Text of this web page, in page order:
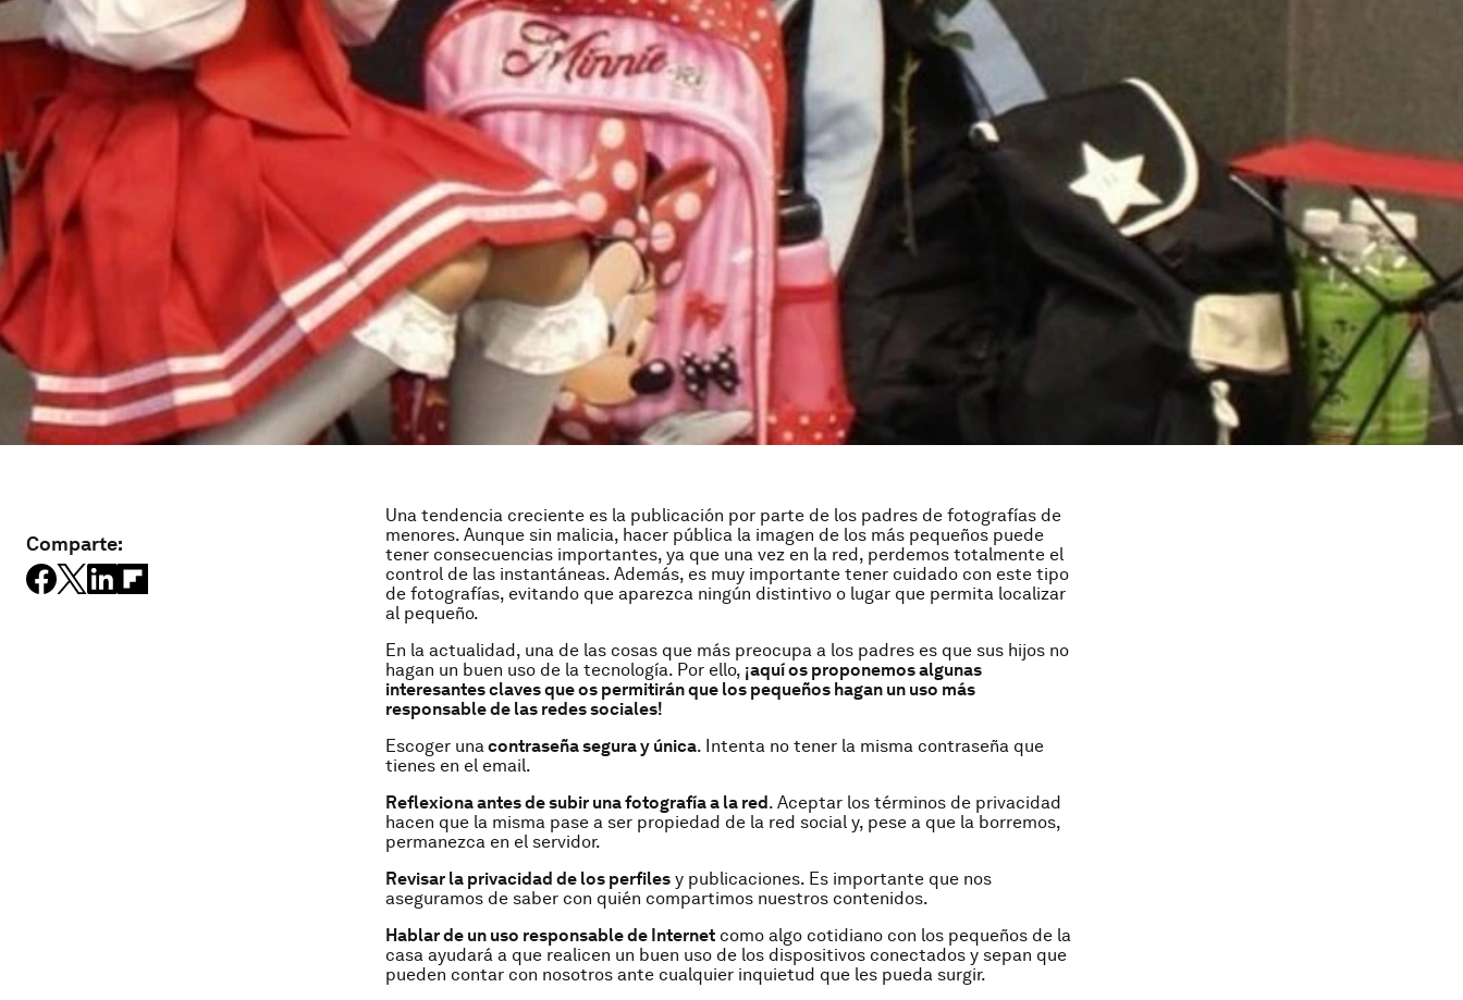
Comparte:
Una tendencia creciente es la publicación por parte de los padres de fotografías de
menores. Aunque sin malicia, hacer pública la imagen de los más pequeños puede
tener consecuencias importantes, ya que una vez en la red, perdemos totalmente el
control de las instantáneas. Además, es muy importante tener cuidado con este tipo
de fotografías, evitando que aparezca ningún distintivo o lugar que permita localizar
al pequeño.
En la actualidad, una de las cosas que más preocupa a los padres es que sus hijos no
hagan un buen uso de la tecnología. Por ello, ¡aquí os proponemos algunas
interesantes claves que os permitirán que los pequeños hagan un uso más
responsable de las redes sociales!
Escoger unacontraseña segura y única. Intenta no tener la misma contraseña que
tienes en el email.
Reflexiona antes de subir una fotografía a la red. Aceptar los términos de privacidad
hacen que la misma pase a ser propiedad de la red social y, pese a que la borremos,
permanezca en el servidor.
Revisar la privacidad de los perfiles y publicaciones. Es importante que nos
aseguramos de saber con quién compartimos nuestros contenidos.
Hablar de un uso responsable de Internet como algo cotidiano con los pequeños de la
casa ayudará a que realicen un buen uso de los dispositivos conectados y sepan que
pueden contar con nosotros ante cualquier inquietud que les pueda surgir.